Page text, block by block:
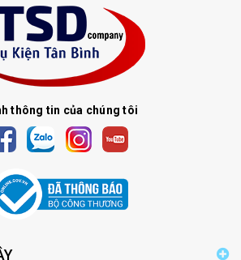
thông tin của chúng tôi